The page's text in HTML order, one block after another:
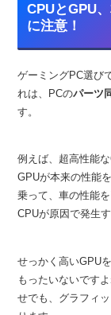
CPUとGPU
に注意！
ゲーミングPC選び
れは、PCのパーツ
す。
例えば、超高性能
GPUが本来の性能
乗って、車の性能
CPUが原因で発生
せっかく高いGPU
もったいないです
せでも、グラフィ